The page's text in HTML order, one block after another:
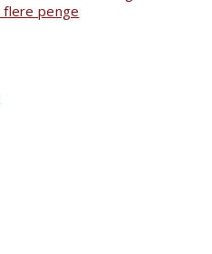
penge